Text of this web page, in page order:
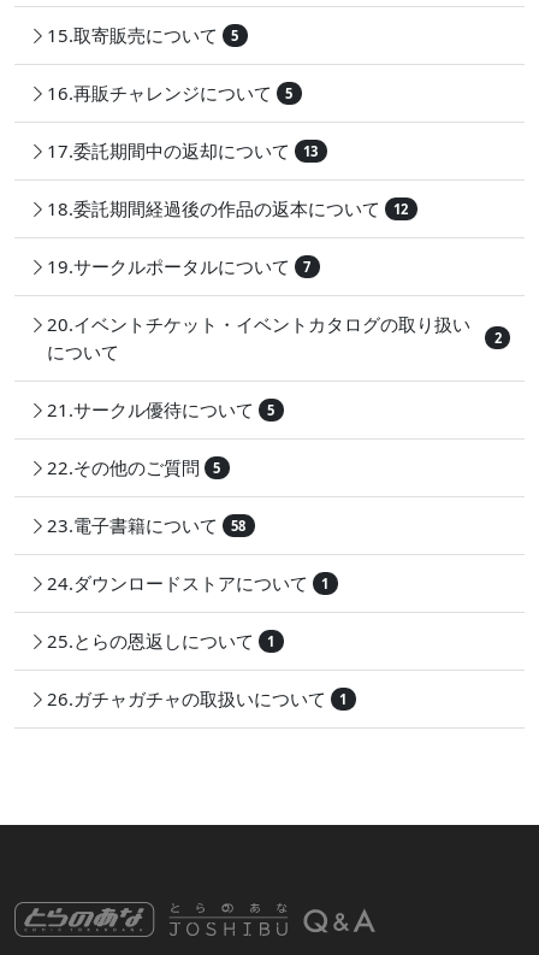
15.取寄販売について 5
16.再販チャレンジについて 5
17.委託期間中の返却について 13
18.委託期間経過後の作品の返本について 12
19.サークルポータルについて 7
20.イベントチケット・イベントカタログの取り扱い
について
2
21.サークル優待について 5
22.その他のご質問 5
23.電子書籍について 58
24.ダウンロードストアについて 1
25.とらの恩返しについて 1
26.ガチャガチャの取扱いについて 1